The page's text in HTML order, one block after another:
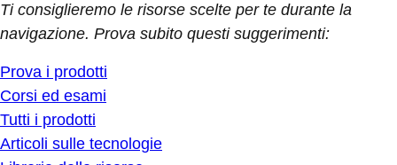
Ti consiglieremo le risorse scelte per te durante la
navigazione. Prova subito questi suggerimenti:
Prova i prodotti
Corsi ed esami
Tutti i prodotti
Articoli sulle tecnologie